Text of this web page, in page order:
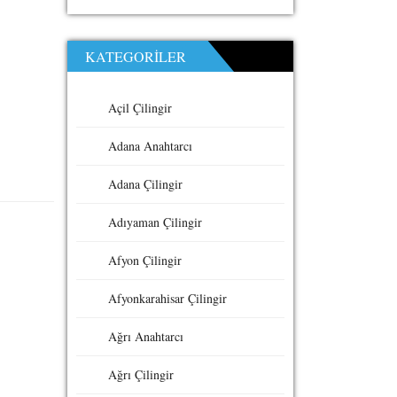
KATEGORILER
Açil Çilingir
Adana Anahtarcı
Adana Çilingir
Adıyaman Çilingir
Afyon Çilingir
Afyonkarahisar Çilingir
Ağrı Anahtarcı
Ağrı Çilingir